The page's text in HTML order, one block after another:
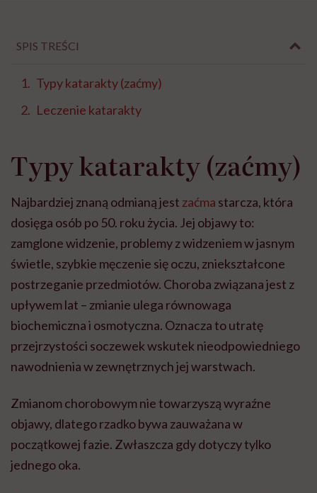
SPIS TREŚCI
Typy katarakty (zaćmy)
Leczenie katarakty
Typy katarakty (zaćmy)
Najbardziej znaną odmianą jest zaćma starcza, która
dosięga osób po 50. roku życia. Jej objawy to:
zamglone widzenie, problemy z widzeniem w jasnym
świetle, szybkie męczenie się oczu, zniekształcone
postrzeganie przedmiotów. Choroba związana jest z
upływem lat – zmianie ulega równowaga
biochemiczna i osmotyczna. Oznacza to utratę
przejrzystości soczewek wskutek nieodpowiedniego
nawodnienia w zewnętrznych jej warstwach.
Zmianom chorobowym nie towarzyszą wyraźne
objawy, dlatego rzadko bywa zauważana w
początkowej fazie. Zwłaszcza gdy dotyczy tylko
jednego oka.